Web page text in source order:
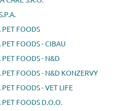
FOODS
FOODS - CIBAU
FOODS - N&D
FOODS - N&D KONZERVY
FOODS - VET LIFE
FOODS D.O.O.